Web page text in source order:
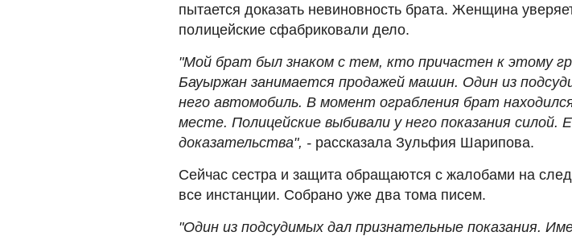
пытается доказать невиновность брата. Женщина
полицейские сфабриковали дело.
"Мой брат был знаком с тем, кто причастен к этому
Бауыржан занимается продажей машин. Один из
него автомобиль. В момент ограбления брат
месте. Полицейские выбивали у него показания силой.
доказательства", - рассказала Зульфия Шарипова.
Сейчас сестра и защита обращаются с жалобами на
все инстанции. Собрано уже два тома писем.
"Один из подсудимых дал признательные показания.